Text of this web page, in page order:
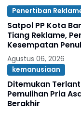
Penertiban
Satpol PP Kota
Tiang Reklame,
Kesempatan
Agustus 06, 2026
kemanusiaan
Ditemukan
Pemulihan Pria
Berakhir